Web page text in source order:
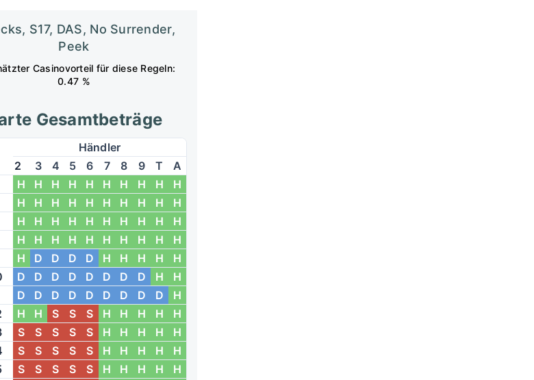
S17, DAS, No Surrender,
Peek
Casinovorteil für diese Regeln:
0.47 %
Gesamtbeträge
Händler
2
3 4 5 6 7 8 9 T
A
H H H H H H H H H
H
H H H H H H H H H
H
H H H H H H H H H
H
H H H H H H H H H
H
H D D D D H H H H
H
D D D D D D D D H
H
D D D D D D D D D
H
H H S S S H H H H
H
S S S S S H H H H
H
S S S S S H H H H
H
S S S S S H H H H
H